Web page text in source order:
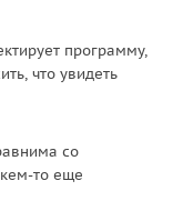
удастся
до
фонтаны-
программу,
что увидеть
со
то еще